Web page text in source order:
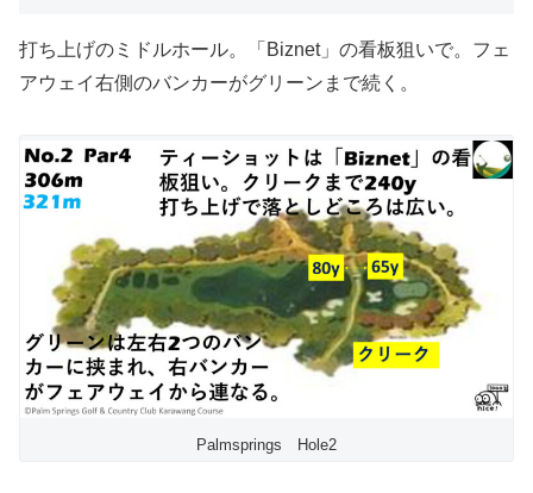
打ち上げのミドルホール。「Biznet」の看板狙いで。フェ
アウェイ右側のバンカーがグリーンまで続く。
Palmsprings Hole2